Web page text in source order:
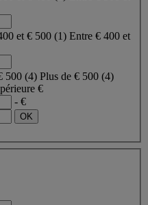
et € 500 (1) Entre € 400 et
500 (4) Plus de € 500 (4)
€
- €